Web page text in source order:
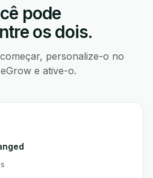
pode
os dois.
personalize-o no
e ative-o.